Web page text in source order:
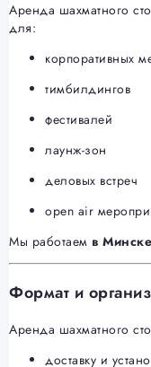
Аренда шахматного
для:
корпоративных
тимбилдингов
фестивалей
лаунж-зон
деловых встреч
open air
Мы работаем в
Формат и
Аренда шахматного
доставку и